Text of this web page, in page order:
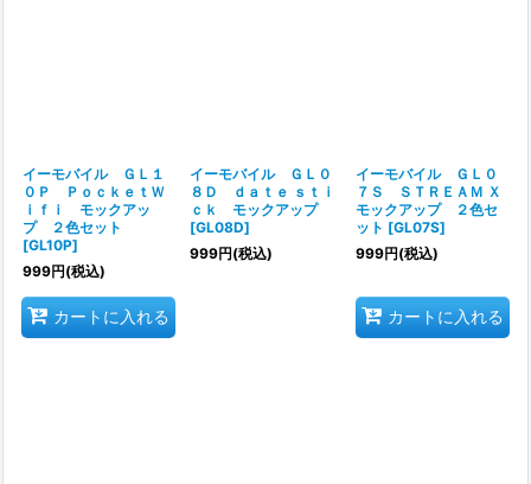
イーモバイル ＧＬ１
０Ｐ ＰｏｃｋｅｔＷ
ｉｆｉ モックアッ
プ ２色セット
[GL10P]
999円(税込)
カートに入れる
イーモバイル ＧＬ０
８Ｄ ｄａｔｅ ｓｔｉ
ｃｋ モックアップ
[GL08D]
999円(税込)
イーモバイル ＧＬ０
７Ｓ ＳＴＲＥＡＭ Ｘ
モックアップ ２色セ
ット [GL07S]
999円(税込)
カートに入れる